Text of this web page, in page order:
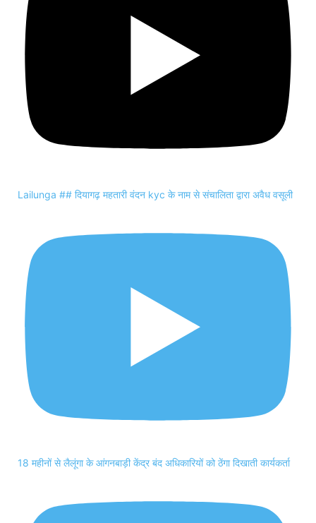
Lailunga ## दियागढ़ महतारी वंदन kyc के नाम से संचालिता द्वारा अवैध वसूली
18 महीनों से लैलूंगा के आंगनबाड़ी केंद्र बंद अधिकारियों को ठेंगा दिखाती कार्यकर्ता